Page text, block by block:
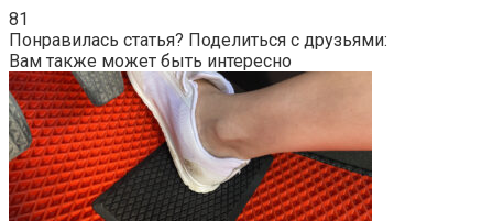
81
Понравилась статья? Поделиться с друзьями:
Вам также может быть интересно